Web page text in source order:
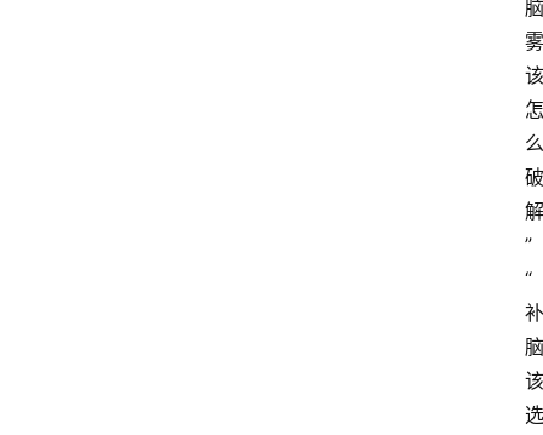
脑
雾
该
怎
么
破
解
”
“
补
脑
该
选